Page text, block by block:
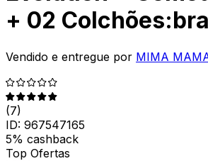
+ 02
Vendido e entregue por MIMA
(7)
ID: 967547165
5% cashback
Top Ofertas